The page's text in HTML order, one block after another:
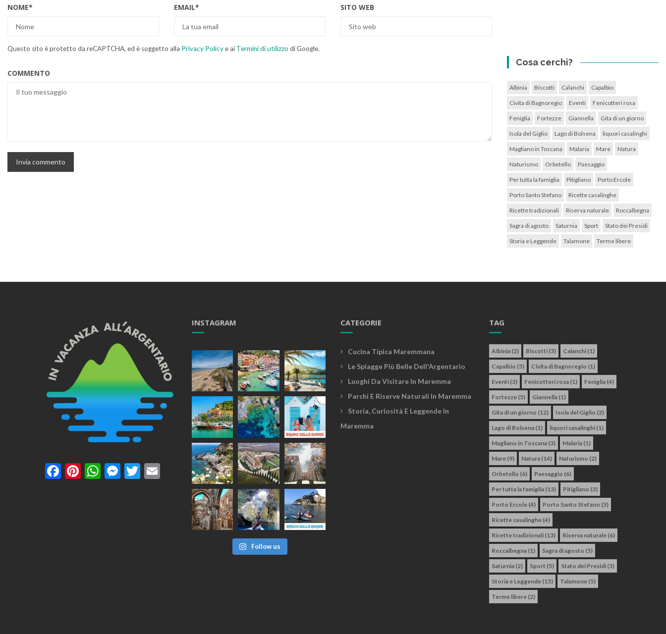
NOME* EMAIL* SITO WEB
Questo sito è protetto da reCAPTCHA, ed è soggetto alla Privacy Policye ai Termini di utilizzo di Google.
COMMENTO
Cosa cerchi?
Albinia Biscotti Calanchi Capalbio
Civita di Bagnoregio Eventi Fenicotteri rosa
Feniglia Fortezze Giannella Gita di un giorno
Isola del Giglio Lago di Bolsena liquori casalinghi
Magliano in Toscana Malaria Mare Natura
Naturismo Orbetello Paesaggio
Per tutta la famiglia Pitigliano Porto Ercole
Porto Santo Stefano Ricette casalinghe
Ricette tradizionali Riserva naturale Roccalbegna
Sagra di agosto Saturnia Sport Stato dei Presidi
Storia e Leggende Talamone Terme libere
Facebook
Pinterest
WhatsApp
Messenger
Twitter
Email
INSTAGRAM
Follow us
CATEGORIE
Cucina Tipica Maremmana
Le Spiagge Più Belle Dell'Argentario
Luoghi Da Visitare In Maremma
Parchi E Riserve Naturali In Maremma
Storia, Curiosità E Leggende In
Maremma
TAG
Albinia (2) Biscotti (3) Calanchi (1)
Capalbio (5) Civita di Bagnoregio (1)
Eventi (3) Fenicotteri rosa (1) Feniglia (4)
Fortezze (5) Giannella (1)
Gita di un giorno (12) Isola del Giglio (2)
Lago di Bolsena (1) liquori casalinghi (1)
Magliano in Toscana (3) Malaria (1)
Mare (9) Natura (14) Naturismo (2)
Orbetello (6) Paesaggio (6)
Per tutta la famiglia (13) Pitigliano (3)
Porto Ercole (4) Porto Santo Stefano (3)
Ricette casalinghe (4)
Ricette tradizionali (13) Riserva naturale (6)
Roccalbegna (1) Sagra di agosto (5)
Saturnia (2) Sport (5) Stato dei Presidi (3)
Storia e Leggende (15) Talamone (5)
Terme libere (2)